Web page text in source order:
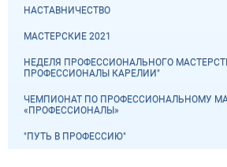
НАСТАВНИЧЕСТВО
МАСТЕРСКИЕ 2021
НЕДЕЛЯ ПРОФЕССИОНАЛЬНОГО
ПРОФЕССИОНАЛЫ КАРЕЛИИ"
ЧЕМПИОНАТ ПО ПРОФЕССИОНАЛЬНОМУ
«ПРОФЕССИОНАЛЫ»
"ПУТЬ В ПРОФЕССИЮ"